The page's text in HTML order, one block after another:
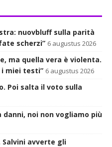
nuovbluff sulla parità
scherzi” 6 augustus 2026
ma quella vera è violenta.
miei testi” 6 augustus 2026
Poi salta il voto sulla
danni, noi non vogliamo più
avverte gli